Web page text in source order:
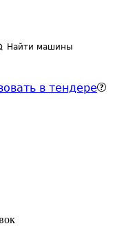
Найти машины
в тендере